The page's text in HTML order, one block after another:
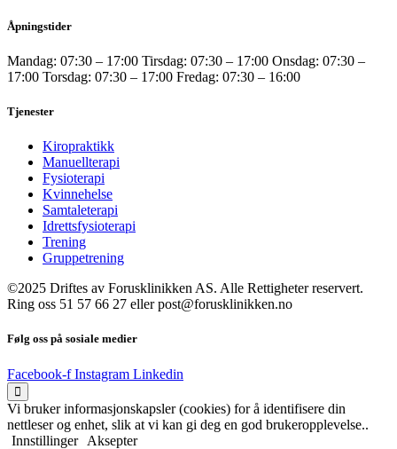
Åpningstider
Mandag: 07:30 – 17:00 Tirsdag: 07:30 – 17:00 Onsdag: 07:30 –
17:00 Torsdag: 07:30 – 17:00 Fredag: 07:30 – 16:00
Tjenester
Kiropraktikk
Manuellterapi
Fysioterapi
Kvinnehelse
Samtaleterapi
Idrettsfysioterapi
Trening
Gruppetrening
©2025 Driftes av Forusklinikken AS. Alle Rettigheter reservert.
Ring oss 51 57 66 27 eller post@forusklinikken.no
Følg oss på sosiale medier
Facebook-f Instagram Linkedin
Vi bruker informasjonskapsler (cookies) for å identifisere din
nettleser og enhet, slik at vi kan gi deg en god brukeropplevelse..
Innstillinger
Aksepter